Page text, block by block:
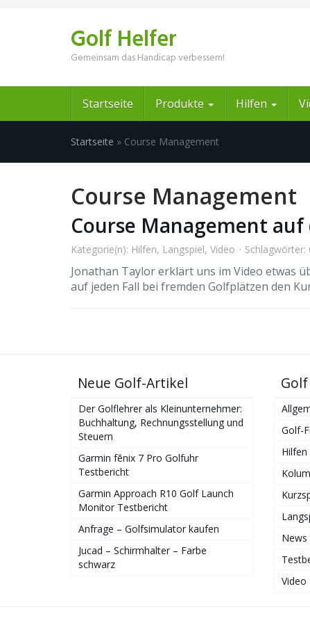
Golf Helfer
Gemeinsam das Handicap verbessern!
Startseite Produkte Hilfen
Startseite » Course Management
Course Management
Course Management auf
Kategorie(n): Hilfen, Langspiel, Video Schlagwörter:
Jonathan Taylor erklärt uns im Video etwas
auf jeden Fall bei fremden Golfplätzen den
Neue Golf-Artikel
Der Golflehrer als Kleinunternehmer:
Buchhaltung, Rechnungsstellung und
Steuern
Garmin fēnix 7 Pro Golfuhr
Testbericht
Garmin Approach R10 Golf Launch
Monitor Testbericht
Anfrage – Golfsimulator kaufen
Jucad – Schirmhalter – Farbe
schwarz
Golf-
Hilfen
News
Video